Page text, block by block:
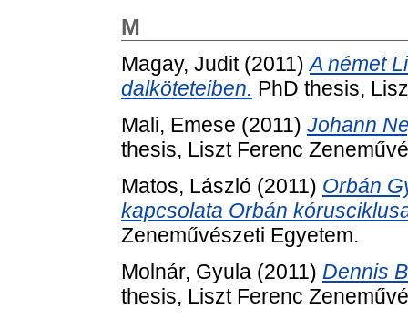
M
Magay, Judit(2011)A német
dalköteteiben. PhD thesis,
Mali, Emese (2011) Johann
thesis, Liszt Ferenc
Matos, László (2011) Orbán
kapcsolata Orbán
Zeneművészeti Egyetem.
Molnár, Gyula (2011) Dennis
thesis, Liszt Ferenc